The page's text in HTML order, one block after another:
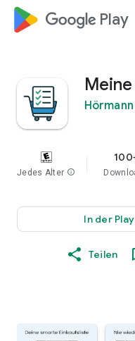
google_logo Play
Jedes Alter info
In der
Teilen